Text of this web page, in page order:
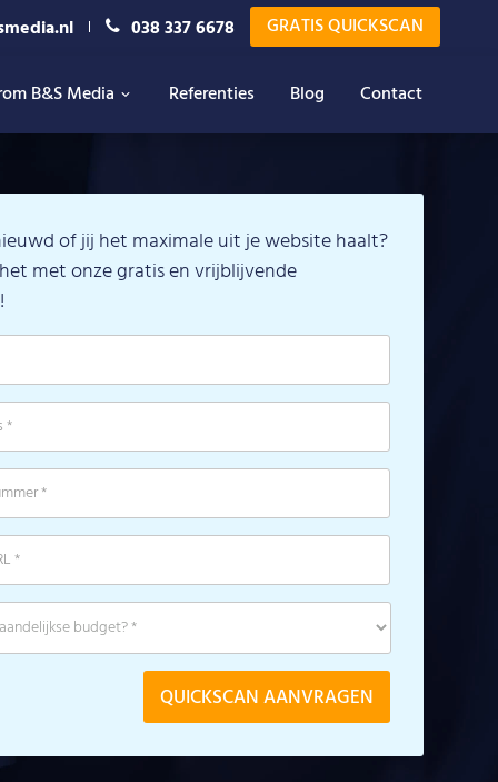
038 337 6678 GRATIS QUICKSCAN
B&S Media Referenties Blog Contact
of jij het maximale uit je website haalt?
met onze gratis en vrijblijvende